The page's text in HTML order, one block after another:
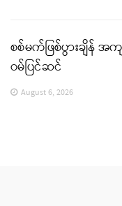
စစ်မက်ဖြစ်ပွားချိန်
ဝမ်ပြင်ဆင်
August 6, 2026